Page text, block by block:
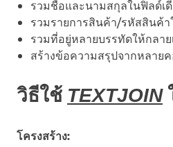
รวมชื่อและนามสกุลในฟิลด์เ
รวมรายการสินค้า/รหัสสินค้า
รวมที่อยู่หลายบรรทัดให้กลาย
สร้างข้อความสรุปจากหลาย
วิธีใช้ TEXTJOIN
โครงสร้าง: